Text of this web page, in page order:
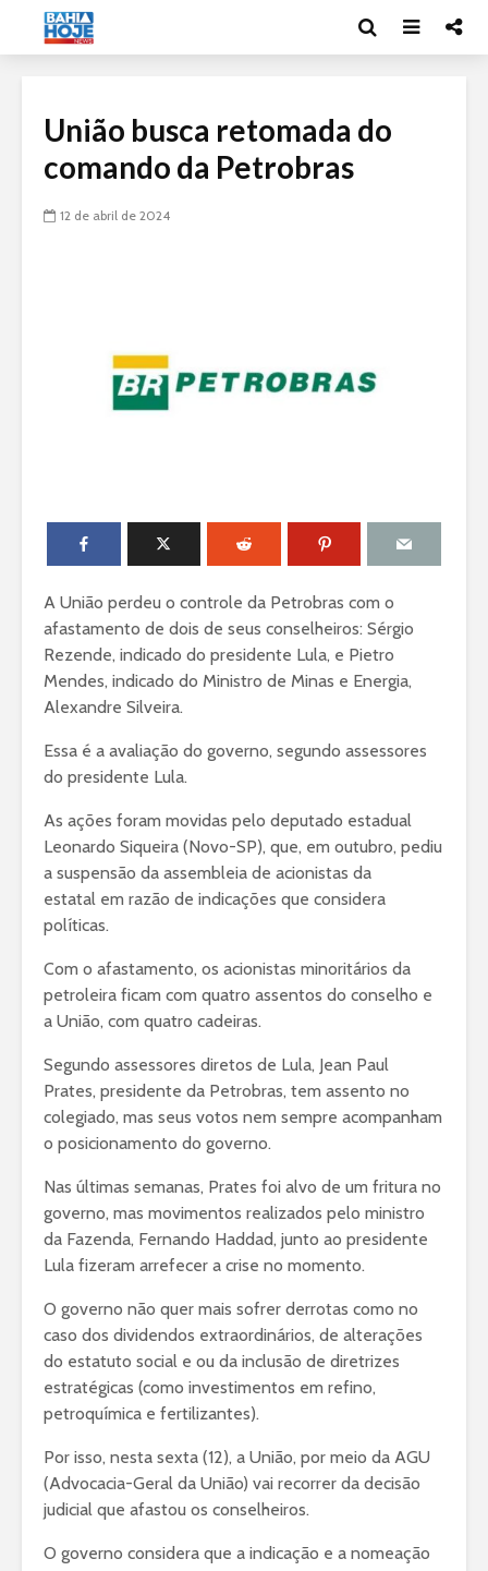
União busca retomada do
comando da Petrobras
12 de abril de 2024
A União perdeu o controle da Petrobras com o
afastamento de dois de seus conselheiros: Sérgio
Rezende, indicado do presidente Lula, e Pietro
Mendes, indicado do Ministro de Minas e Energia,
Alexandre Silveira.
Essa é a avaliação do governo, segundo assessores
do presidente Lula.
As ações foram movidas pelo deputado estadual
Leonardo Siqueira (Novo-SP), que, em outubro, pediu
a suspensão da assembleia de acionistas da
estatal em razão de indicações que considera
políticas.
Com o afastamento, os acionistas minoritários da
petroleira ficam com quatro assentos do conselho e
a União, com quatro cadeiras.
Segundo assessores diretos de Lula, Jean Paul
Prates, presidente da Petrobras, tem assento no
colegiado, mas seus votos nem sempre acompanham
o posicionamento do governo.
Nas últimas semanas, Prates foi alvo de um fritura no
governo, mas movimentos realizados pelo ministro
da Fazenda, Fernando Haddad, junto ao presidente
Lula fizeram arrefecer a crise no momento.
O governo não quer mais sofrer derrotas como no
caso dos dividendos extraordinários, de alterações
do estatuto social e ou da inclusão de diretrizes
estratégicas (como investimentos em refino,
petroquímica e fertilizantes).
Por isso, nesta sexta (12), a União, por meio da AGU
(Advocacia-Geral da União) vai recorrer da decisão
judicial que afastou os conselheiros.
O governo considera que a indicação e a nomeação